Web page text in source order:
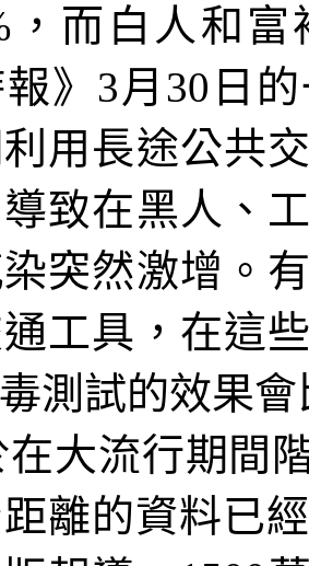
，而白人和
》 3月 30 日
用長途公共
致在黑人、
突然激增。
工具，在這
測試的效果
在大流行期間
離的資料已